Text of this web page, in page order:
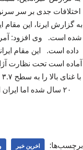
اختلافات جدی بر سر
شده است. وی افزود:
داده است. این مقام
آماده است تحت نظارت
۲۰ سال شده اما
برچسب‌ها: اخرین خبر